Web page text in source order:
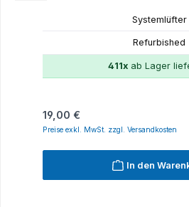
Systemlüfter
Refurbished
411xab Lager
Regulärer Preis:
19,00 €
Preise exkl. MwSt. zzgl. Versandkosten
In den